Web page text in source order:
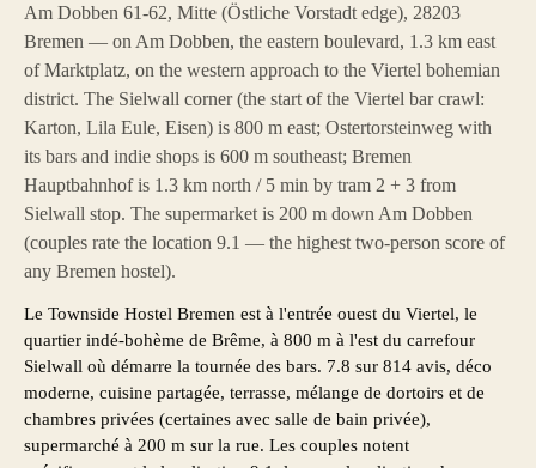
Am Dobben 61-62, Mitte (Östliche Vorstadt edge), 28203
Bremen — on Am Dobben, the eastern boulevard, 1.3 km east
of Marktplatz, on the western approach to the Viertel bohemian
district. The Sielwall corner (the start of the Viertel bar crawl:
Karton, Lila Eule, Eisen) is 800 m east; Ostertorsteinweg with
its bars and indie shops is 600 m southeast; Bremen
Hauptbahnhof is 1.3 km north / 5 min by tram 2 + 3 from
Sielwall stop. The supermarket is 200 m down Am Dobben
(couples rate the location 9.1 — the highest two-person score of
any Bremen hostel).
Le Townside Hostel Bremen est à l'entrée ouest du Viertel, le
quartier indé-bohème de Brême, à 800 m à l'est du carrefour
Sielwall où démarre la tournée des bars. 7.8 sur 814 avis, déco
moderne, cuisine partagée, terrasse, mélange de dortoirs et de
chambres privées (certaines avec salle de bain privée),
supermarché à 200 m sur la rue. Les couples notent